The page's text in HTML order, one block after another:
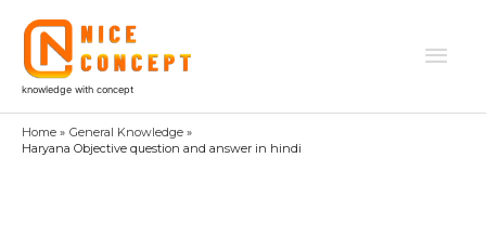
content
knowledge with concept
Home
General Knowledge
Haryana Objective question and answer in hindi